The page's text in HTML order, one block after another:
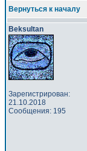
Вернуться к началу
Beksultan
Зарегистрирован:
21.10.2018
Сообщения: 195